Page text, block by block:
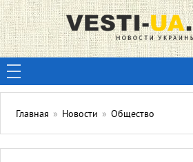
Главная » Новости » Общество